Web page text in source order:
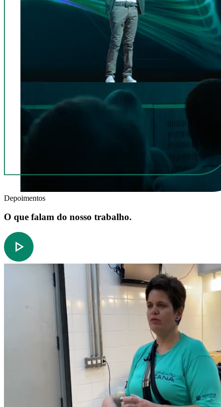
Depoimentos
O que falam do nosso trabalho.